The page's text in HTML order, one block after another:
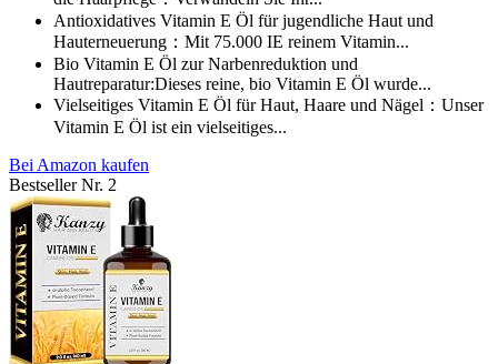
Antioxidatives Vitamin E Öl für jugendliche Haut und
Hauterneuerung：Mit 75.000 IE reinem Vitamin...
Bio Vitamin E Öl zur Narbenreduktion und
Hautreparatur:Dieses reine, bio Vitamin E Öl wurde...
Vielseitiges Vitamin E Öl für Haut, Haare und Nägel：Unser
Vitamin E Öl ist ein vielseitiges...
Bei Amazon kaufen
Bestseller Nr. 2